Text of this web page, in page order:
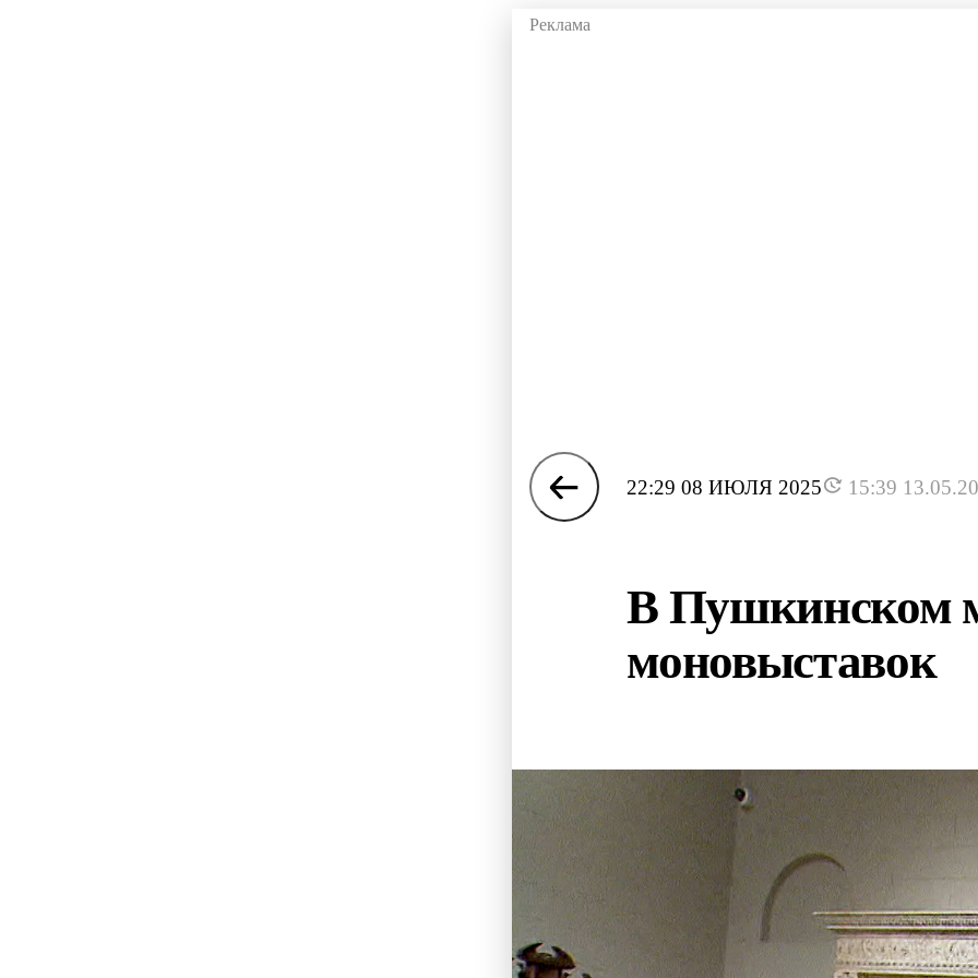
22:29 08 ИЮЛЯ 2025 15:39
В Пушкинском
моновыставок